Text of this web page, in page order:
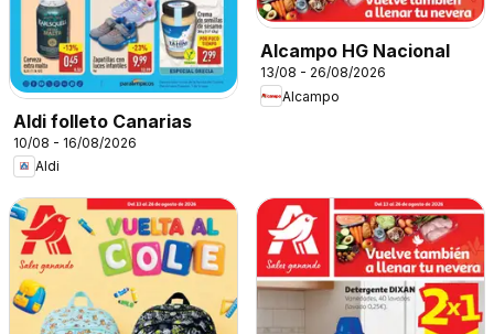
Aldi folleto Canarias
10/08 - 16/08/2026
Aldi
Alcampo HG Nacional
13/08 - 26/08/2026
Alcampo